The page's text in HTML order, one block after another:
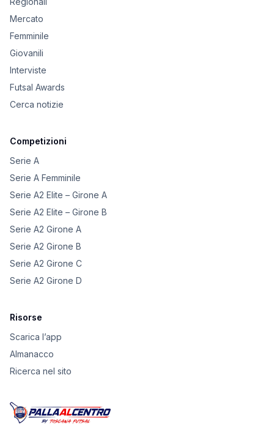
Mercato
Femminile
Giovanili
Interviste
Futsal Awards
Cerca notizie
Competizioni
Serie A
Serie A Femminile
Serie A2 Elite – Girone A
Serie A2 Elite – Girone B
Serie A2 Girone A
Serie A2 Girone B
Serie A2 Girone C
Serie A2 Girone D
Risorse
Scarica l’app
Almanacco
Ricerca nel sito